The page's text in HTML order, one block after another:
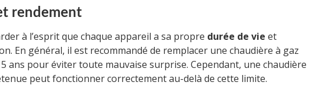
rendement
à l’esprit que chaque appareil a sa propre durée de vie et
En général, il est recommandé de remplacer une chaudière à gaz
ans pour éviter toute mauvaise surprise. Cependant, une chaudière
peut fonctionner correctement au-delà de cette limite.